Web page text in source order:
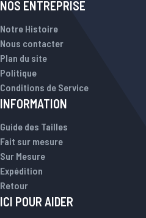
NOS ENTREPRISE
Notre Histoire
Nous contacter
Plan du site
Politique
Conditions de Service
INFORMATION
Guide des Tailles
Fait sur mesure
Sur Mesure
Expédition
Retour
ICI POUR AIDER